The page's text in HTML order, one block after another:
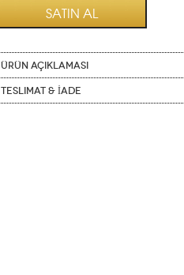
ÜRÜN AÇIKLAMASI
Teslimat & İade